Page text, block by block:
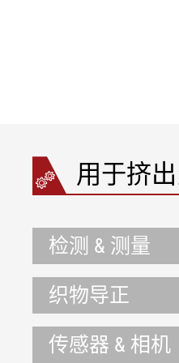
用于挤
检测 & 测量
织物导正
传感器 & 相机